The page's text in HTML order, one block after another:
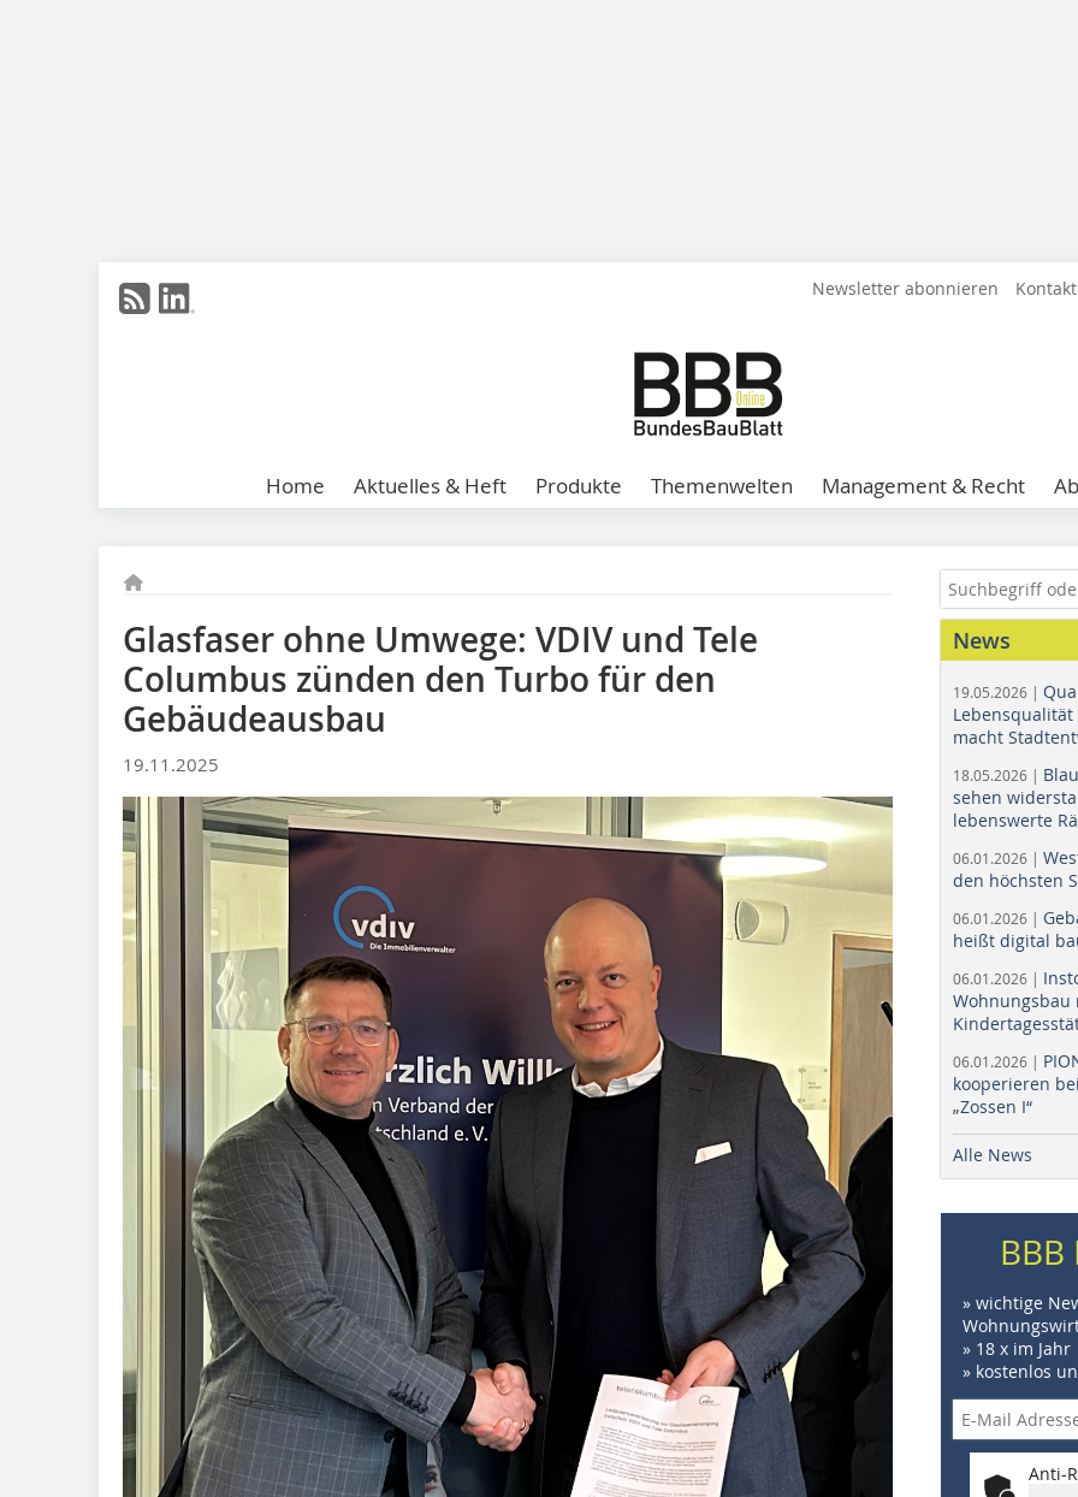
Newsletter abonnieren
Home Aktuelles & Heft Produkte Themenwelten Management & Recht
Glasfaser ohne Umwege: VDIV und Tele
Columbus zünden den Turbo für den
Gebäudeausbau
19.11.2025
News
19.05.2026 |
macht
18.05.2026 |
sehen
lebenswerte
06.01.2026 |
den höchsten
06.01.2026 |
heißt digital
06.01.2026 |
Wohnungsbau
06.01.2026 |
kooperieren
„Zossen I“
Alle News
» wichtige
» 18 x im Jahr
» kostenlos
Anti-